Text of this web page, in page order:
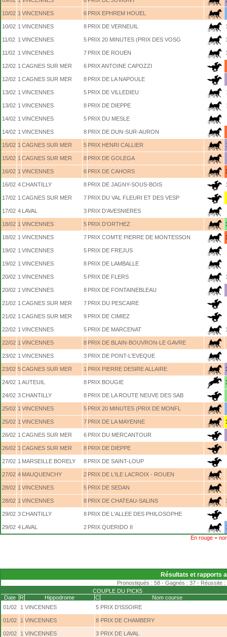
10/02 1 VINCENNES 6 PRIX EPHREM HOUEL
10/02 1 VINCENNES 8 PRIX DE VERNEUIL
11/02 1 VINCENNES 5 PRIX 20 MINUTES (PRIX DES VOSG
11/02 1 VINCENNES 7 PRIX DE ROUEN
12/02 1 CAGNES SUR MER 6 PRIX ANTOINE CAPOZZI
12/02 1 CAGNES SUR MER 8 PRIX DE LA NAPOULE
13/02 1 VINCENNES 5 PRIX DE VILLEDIEU
13/02 1 VINCENNES 8 PRIX DE DIEPPE
14/02 1 VINCENNES 5 PRIX DU MESLE
14/02 1 VINCENNES 8 PRIX DE DUN-SUR-AURON
15/02 1 CAGNES SUR MER 5 PRIX HENRI CALLIER
15/02 1 CAGNES SUR MER 8 PRIX DE GOLEGA
16/02 1 VINCENNES 6 PRIX DE CAHORS
16/02 4 CHANTILLY 8 PRIX DE JAGNY-SOUS-BOIS
17/02 1 CAGNES SUR MER 7 PRIX DU VAL FLEURI ET DES VESP
17/02 4 LAVAL 3 PRIX D'AVESNIERES
18/02 1 VINCENNES 5 PRIX D'ORTHEZ
18/02 1 VINCENNES 7 PRIX COMTE PIERRE DE MONTESSON
19/02 1 VINCENNES 5 PRIX DE FREJUS
19/02 1 VINCENNES 8 PRIX DE LAMBALLE
20/02 1 VINCENNES 5 PRIX DE FLERS
20/02 1 VINCENNES 8 PRIX DE FONTAINEBLEAU
21/02 1 CAGNES SUR MER 7 PRIX DU PESCAIRE
21/02 1 CAGNES SUR MER 9 PRIX DE CIMIEZ
22/02 1 VINCENNES 5 PRIX DE MARCENAT
22/02 1 VINCENNES 8 PRIX DE BLAIN-BOUVRON-LE GAVRE
23/02 1 VINCENNES 3 PRIX DE PONT-L'EVEQUE
23/02 5 CAGNES SUR MER 1 PRIX PIERRE DESIRE ALLAIRE
24/02 1 AUTEUIL 8 PRIX BOUGIE
24/02 3 CHANTILLY 8 PRIX DE LA ROUTE NEUVE DES SAB
25/02 1 VINCENNES 5 PRIX 20 MINUTES (PRIX DE MONFL
25/02 1 VINCENNES 7 PRIX DE LA MAYENNE
26/02 1 CAGNES SUR MER 6 PRIX DU MERCANTOUR
26/02 1 CAGNES SUR MER 8 PRIX DE DIEPPE
27/02 1 MARSEILLE BORELY 8 PRIX DE SAINT-LOUP
27/02 4 MAUQUENCHY 2 PRIX DE L'ILE LACROIX - ROUEN
28/02 1 VINCENNES 5 PRIX DE SEDAN
28/02 1 VINCENNES 8 PRIX DE CHATEAU-SALINS
29/02 3 CHANTILLY 8 PRIX DE L'ALLEE DES PHILOSOPHE
29/02 4 LAVAL 2 PRIX QUERIDO II
En rouge =
Résultats et rapports
Pronostiqués : 58 - Gagnés : 37 - Réussite
COUPLE DU PICK5
Date
R Hippodrome C
Nom course
01/02
1 VINCENNES 5 PRIX D'ISSOIRE
01/02 1 VINCENNES 8 PRIX DE CHAMBERY
02/02 1 VINCENNES 3 PRIX DE LAVAL